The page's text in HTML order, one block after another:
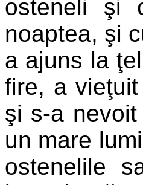
osteneli şi
noaptea, şi
a ajuns la
fire, a
şi s-a
un mare
ostenelile